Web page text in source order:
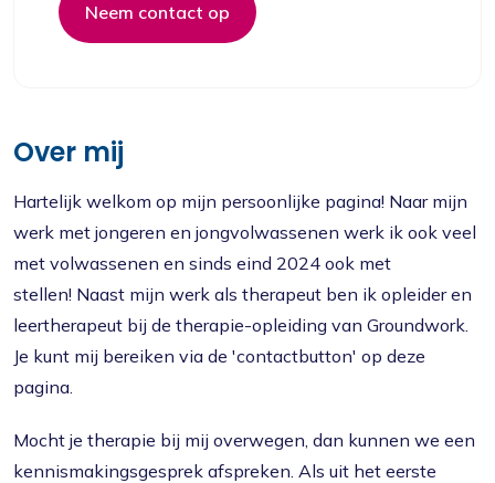
Over mij
Hartelijk welkom op mijn persoonlijke pagina! Naar mijn
werk met jongeren en jongvolwassenen werk ik ook veel
met volwassenen en sinds eind 2024 ook met
stellen! Naast mijn werk als therapeut ben ik opleider en
leertherapeut bij de therapie-opleiding van Groundwork.
Je kunt mij bereiken via de 'contactbutton' op deze
pagina.
Mocht je therapie bij mij overwegen, dan kunnen we een
kennismakingsgesprek afspreken. Als uit het eerste
Neem contact op